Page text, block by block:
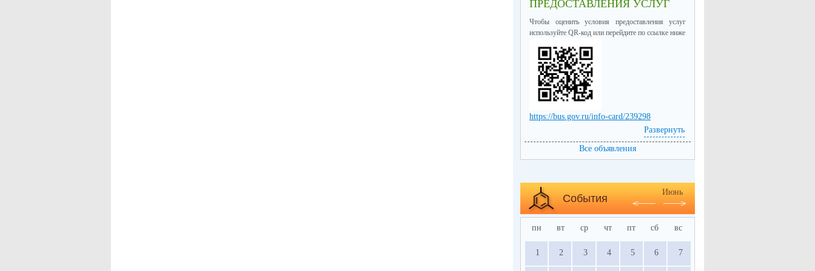
ПРЕДОСТАВЛЕНИЯ УСЛУГ
Чтобы оценить условия предоставления услуг
используйте QR-код или перейдите по ссылке ниже
https://bus.gov.ru/info-card/239298
Развернуть
Все объявления
События
Июнь
пн вт ср чт пт сб вс
1 2 3 4 5 6 7